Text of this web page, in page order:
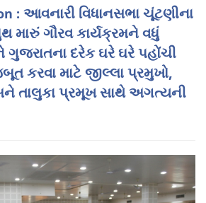
: આવનારી વિધાનસભા ચૂંટણીના
ગૌરવ કાર્યક્રમને વધું
દરેક ઘરે ઘરે પહોંચી
કરવા માટે જીલ્લા પ્રમુખો,
તાલુકા પ્રમૂખ સાથે અગત્યની